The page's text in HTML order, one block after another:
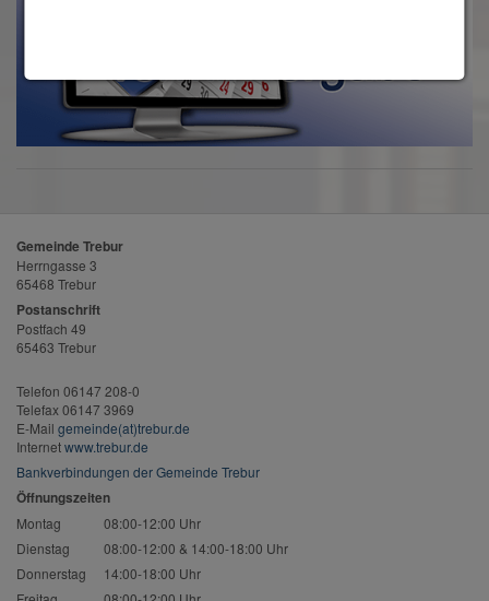
Gemeinde Trebur
Herrngasse 3
65468 Trebur
Postanschrift
Postfach 49
65463 Trebur
Telefon 06147 208-0
Telefax 06147 3969
E-Mail gemeinde(at)trebur.de
Internetwww.trebur.de
Bankverbindungen der Gemeinde Trebur
Öffnungszeiten
Montag
08:00-12:00 Uhr
Dienstag
08:00-12:00 & 14:00-18:00 Uhr
Donnerstag
14:00-18:00 Uhr